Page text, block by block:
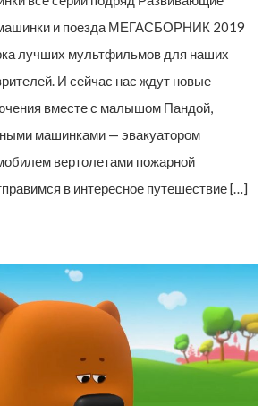
и поезда МЕГАСБОРНИК 2019
лучших мультфильмов для наших
И сейчас нас ждут новые
вместе с малышом Пандой,
машинками — эвакуатором
вертолетами пожарной
в интересное путешествие […]